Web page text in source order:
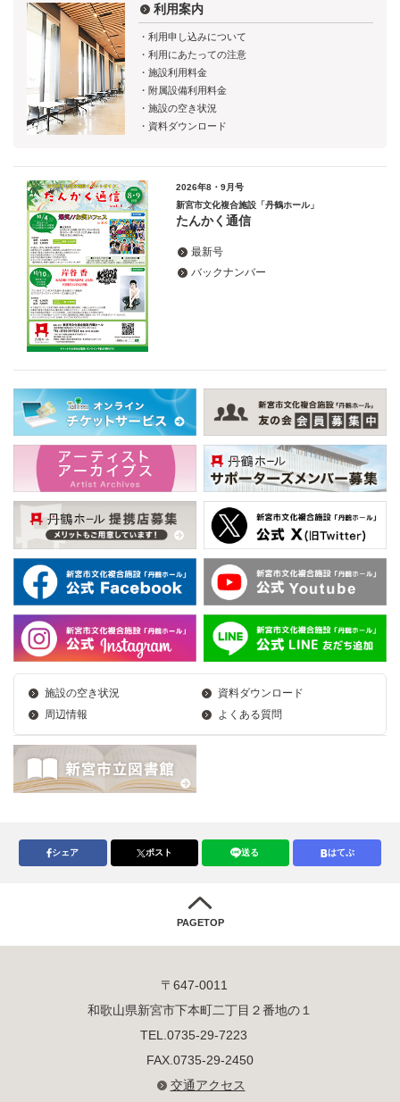
利用案内
利用申し込みについて
利用にあたっての注意
施設利用料金
附属設備利用料金
施設の空き状況
資料ダウンロード
2026年8・9月号
新宮市文化複合施設「丹鶴ホール」
たんかく通信
最新号
バックナンバー
施設の空き状況
資料ダウンロード
周辺情報
よくある質問
シェア ポスト 送る はてぶ
PAGETOP
〒647-0011
和歌山県新宮市下本町二丁目２番地の１
TEL.0735-29-7223
FAX.0735-29-2450
交通アクセス